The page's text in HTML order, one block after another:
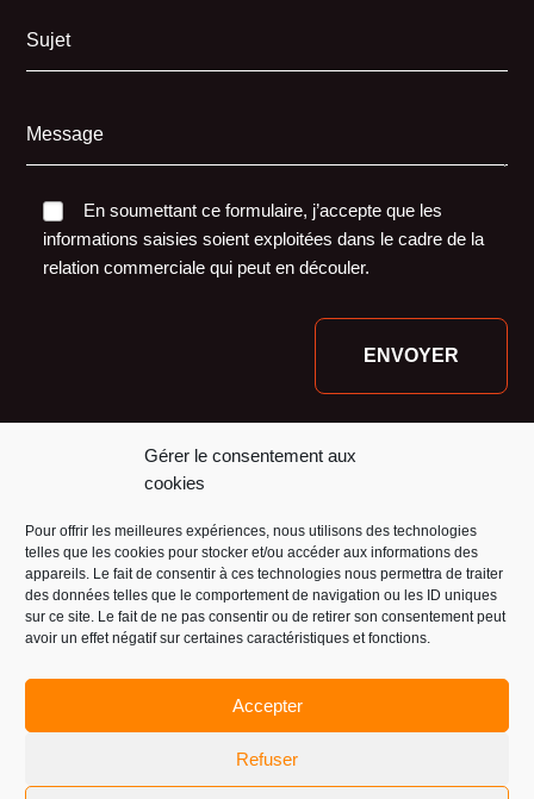
Gérer le consentement aux
cookies
Pour offrir les meilleures expériences, nous utilisons des technologies
telles que les cookies pour stocker et/ou accéder aux informations des
appareils. Le fait de consentir à ces technologies nous permettra de traiter
des données telles que le comportement de navigation ou les ID uniques
sur ce site. Le fait de ne pas consentir ou de retirer son consentement peut
avoir un effet négatif sur certaines caractéristiques et fonctions.
Accepter
Refuser
Sujet
Message
En soumettant ce formulaire, j’accepte que les
informations saisies soient exploitées dans le cadre de la
relation commerciale qui peut en découler.